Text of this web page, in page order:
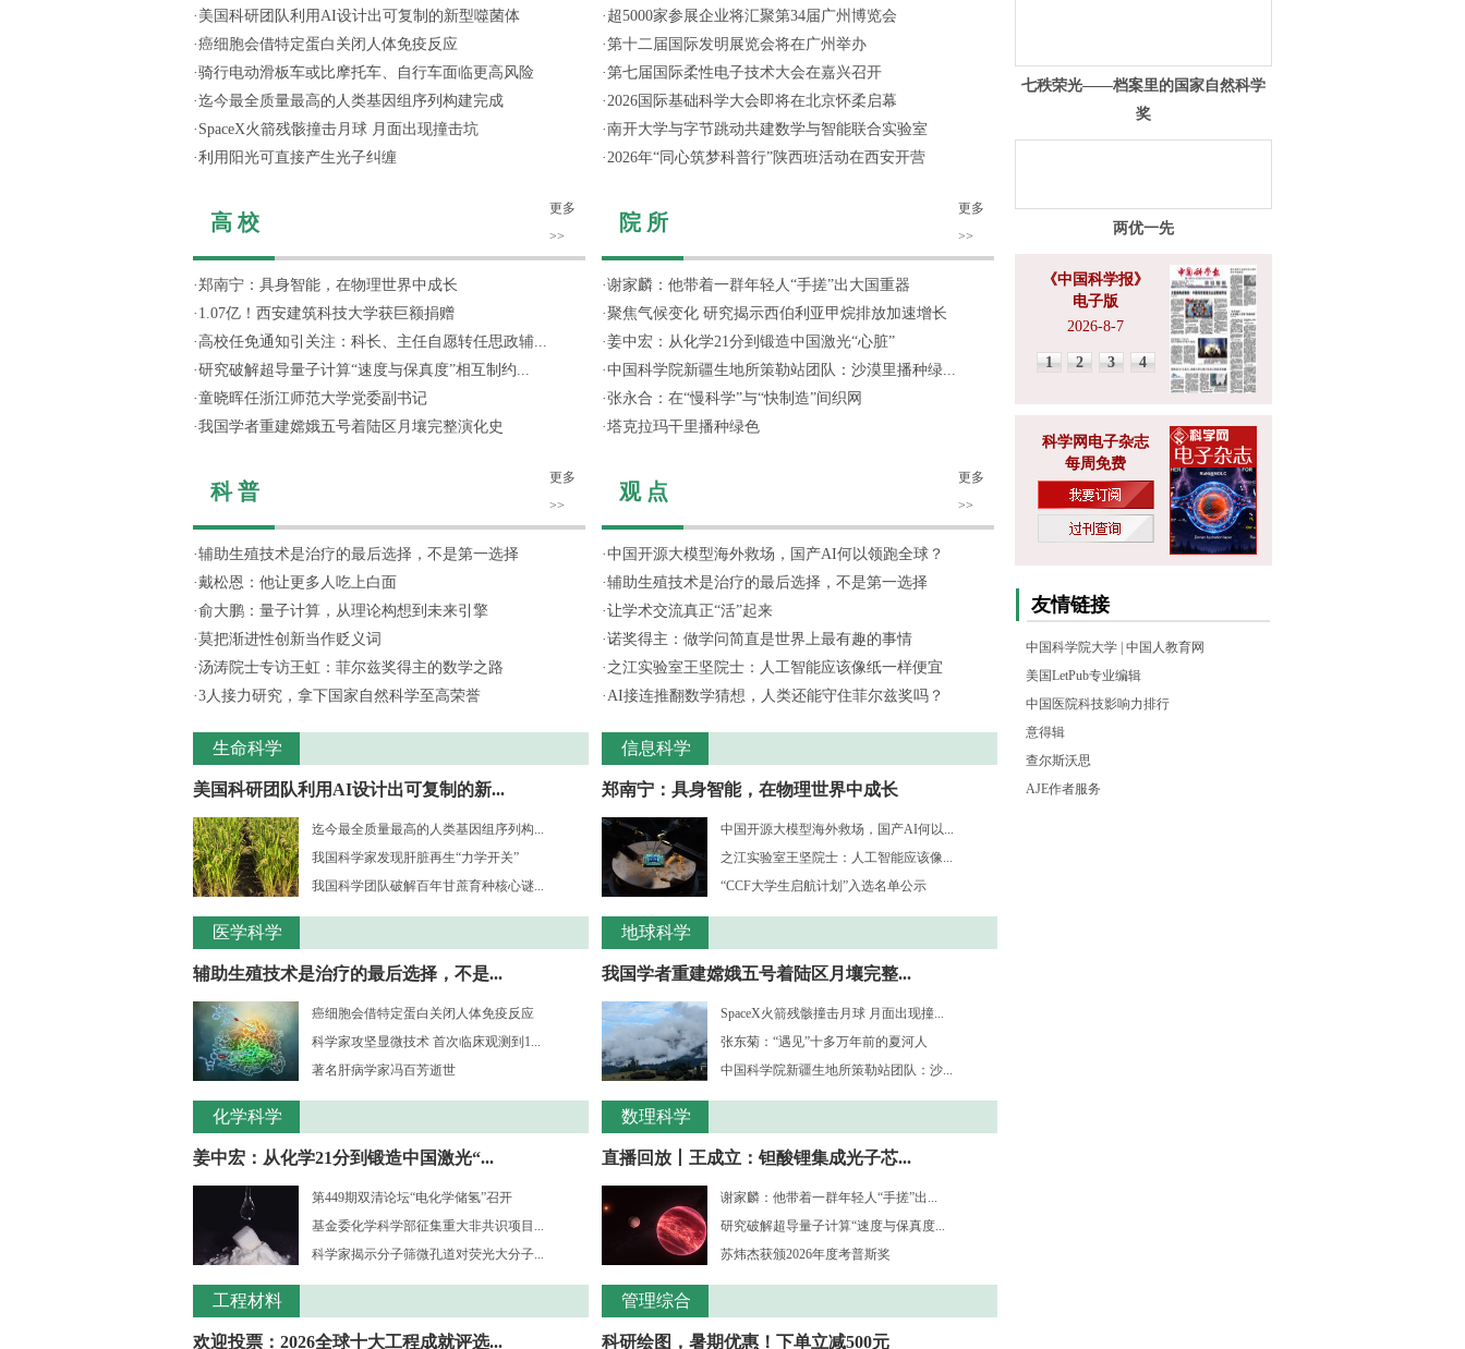
· 美国科研团队利用AI设计出可复制的新型噬菌体
·癌细胞会借特定蛋白关闭人体免疫反应
·骑行电动滑板车或比摩托车、自行车面临更高风险
·迄今最全质量最高的人类基因组序列构建完成
· SpaceX火箭残骸撞击月球 月面出现撞击坑
·利用阳光可直接产生光子纠缠
高 校
更多
>>
·郑南宁：具身智能，在物理世界中成长
· 1.07亿！西安建筑科技大学获巨额捐赠
· 高校任免通知引关注：科长、主任自愿转任思政辅...
·研究破解超导量子计算“速度与保真度”相互制约...
·童晓晖任浙江师范大学党委副书记
·我国学者重建嫦娥五号着陆区月壤完整演化史
科 普
更多
>>
·辅助生殖技术是治疗的最后选择，不是第一选择
·戴松恩：他让更多人吃上白面
·俞大鹏：量子计算，从理论构想到未来引擎
·莫把渐进性创新当作贬义词
·汤涛院士专访王虹：菲尔兹奖得主的数学之路
·3人接力研究，拿下国家自然科学至高荣誉
生命科学
美国科研团队利用AI设计出可复制的新...
迄今最全质量最高的人类基因组序列构...
我国科学家发现肝脏再生“力学开关”
我国科学团队破解百年甘蔗育种核心谜...
医学科学
辅助生殖技术是治疗的最后选择，不是...
癌细胞会借特定蛋白关闭人体免疫反应
科学家攻坚显微技术 首次临床观测到1...
著名肝病学家冯百芳逝世
化学科学
姜中宏：从化学21分到锻造中国激光“...
第449期双清论坛“电化学储氢”召开
基金委化学科学部征集重大非共识项目...
科学家揭示分子筛微孔道对荧光大分子...
工程材料
欢迎投票：2026全球十大工程成就评选...
· 超5000家参展企业将汇聚第34届广州博览会
·第十二届国际发明展览会将在广州举办
·第七届国际柔性电子技术大会在嘉兴召开
·2026国际基础科学大会即将在北京怀柔启幕
·南开大学与字节跳动共建数学与智能联合实验室
·2026年“同心筑梦科普行”陕西班活动在西安开营
院 所
更多
>>
·谢家麟：他带着一群年轻人“手搓”出大国重器
·聚焦气候变化 研究揭示西伯利亚甲烷排放加速增长
·姜中宏：从化学21分到锻造中国激光“心脏”
·中国科学院新疆生地所策勒站团队：沙漠里播种绿...
·张永合：在“慢科学”与“快制造”间织网
·塔克拉玛干里播种绿色
观 点
更多
>>
·中国开源大模型海外救场，国产AI何以领跑全球？
·辅助生殖技术是治疗的最后选择，不是第一选择
·让学术交流真正“活”起来
·诺奖得主：做学问简直是世界上最有趣的事情
· 之江实验室王坚院士：人工智能应该像纸一样便宜
·AI接连推翻数学猜想，人类还能守住菲尔兹奖吗？
信息科学
郑南宁：具身智能，在物理世界中成长
中国开源大模型海外救场，国产AI何以...
之江实验室王坚院士：人工智能应该像...
“CCF大学生启航计划”入选名单公示
地球科学
我国学者重建嫦娥五号着陆区月壤完整...
SpaceX火箭残骸撞击月球 月面出现撞...
张东菊：“遇见”十多万年前的夏河人
中国科学院新疆生地所策勒站团队：沙...
数理科学
直播回放丨王成立：钽酸锂集成光子芯...
谢家麟：他带着一群年轻人“手搓”出...
研究破解超导量子计算“速度与保真度...
苏炜杰获颁2026年度考普斯奖
管理综合
科研绘图，暑期优惠！下单立减500元
七秩荣光——档案里的国家自然科学
奖
两优一先
《中国科学报》
电子版
2026-8-7
1 2 3 4
科学网电子杂志
每周免费
友情链接
中国科学院大学 中国人教育网
美国LetPub专业编辑
中国医院科技影响力排行
意得辑
查尔斯沃思
AJE作者服务